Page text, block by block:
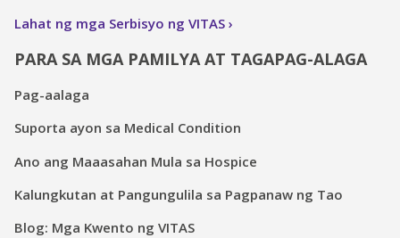
Lahat ng mga Serbisyo ng VITAS
PARA SA MGA PAMILYA AT TAGAPAG-ALAGA
Pag-aalaga
Suporta ayon sa Medical Condition
Ano ang Maaasahan Mula sa Hospice
Kalungkutan at Pangungulila sa Pagpanaw ng Tao
Blog: Mga Kwento ng VITAS